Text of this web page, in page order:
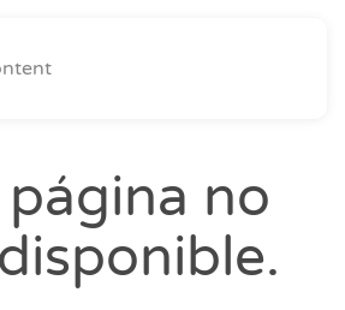
página no